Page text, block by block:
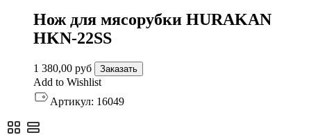
Нож для мясорубки HURAKAN
HKN-22SS
1 380,00 руб Заказать
Add to Wishlist
Артикул: 16049